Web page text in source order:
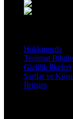
Hakkımızda
Teslimat
Gizlilik İlkeleri
Şartlar ve
İletişim